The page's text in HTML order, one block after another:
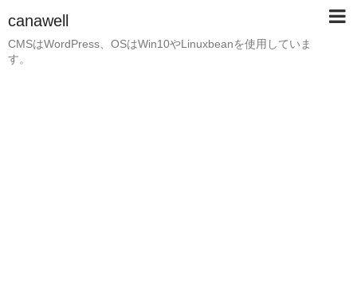
canawell
CMSはWordPress、OSはWin10やLinuxbeanを使用していま
す。